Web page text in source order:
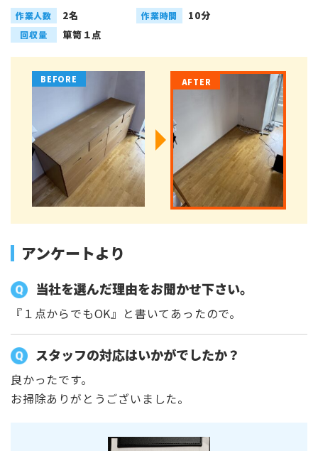
作業人数 2名 作業時間 10分
回収量 箪笥１点
アンケートより
当社を選んだ理由をお聞かせ下さい。
『１点からでもOK』と書いてあったので。
スタッフの対応はいかがでしたか？
良かったです。
お掃除ありがとうございました。